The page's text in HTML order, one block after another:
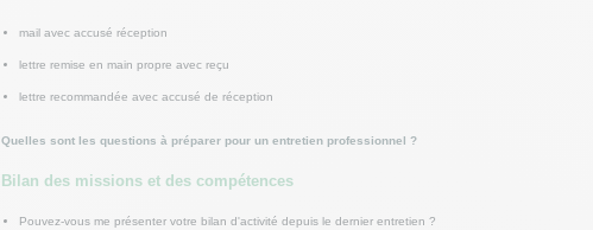
mail avec accusé réception
lettre remise en main propre avec reçu
lettre recommandée avec accusé de réception
Quelles sont les questions à préparer pour un entretien professionnel ?
Bilan des missions et des compétences
Pouvez-vous me présenter votre bilan d'activité depuis le dernier entretien ?